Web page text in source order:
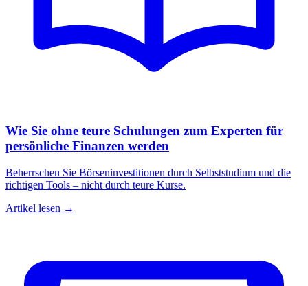
Wie Sie ohne teure Schulungen zum Experten für
persönliche Finanzen werden
Beherrschen Sie Börseninvestitionen durch Selbststudium und die
richtigen Tools – nicht durch teure Kurse.
Artikel lesen →